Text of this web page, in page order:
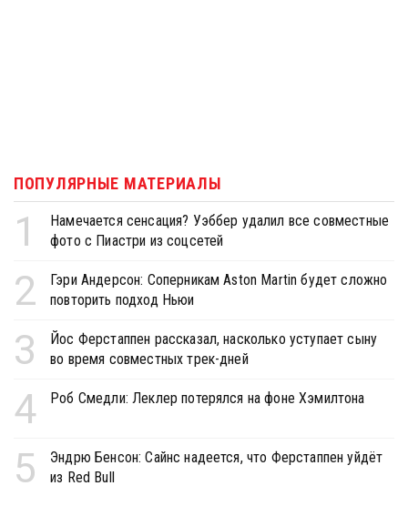
ПОПУЛЯРНЫЕ МАТЕРИАЛЫ
1
Намечается сенсация? Уэббер удалил все совместные
фото с Пиастри из соцсетей
2
Гэри Андерсон: Соперникам Aston Martin будет сложно
повторить подход Ньюи
3
Йос Ферстаппен рассказал, насколько уступает сыну
во время совместных трек-дней
4 Роб Смедли: Леклер потерялся на фоне Хэмилтона
5
Эндрю Бенсон: Сайнс надеется, что Ферстаппен уйдёт
из Red Bull